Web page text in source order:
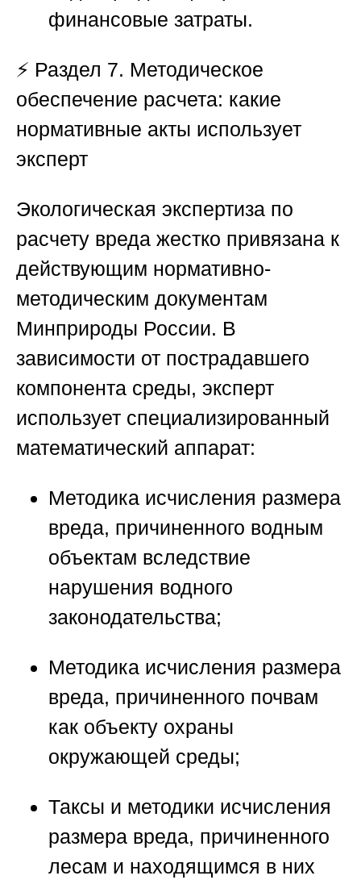
финансовые затраты.
⚡ Раздел 7. Методическое
обеспечение расчета: какие
нормативные акты использует
эксперт
Экологическая экспертиза по
расчету вреда жестко привязана к
действующим нормативно-
методическим документам
Минприроды России. В
зависимости от пострадавшего
компонента среды, эксперт
использует специализированный
математический аппарат:
Методика исчисления размера
вреда, причиненного водным
объектам вследствие
нарушения водного
законодательства;
Методика исчисления размера
вреда, причиненного почвам
как объекту охраны
окружающей среды;
Таксы и методики исчисления
размера вреда, причиненного
лесам и находящимся в них